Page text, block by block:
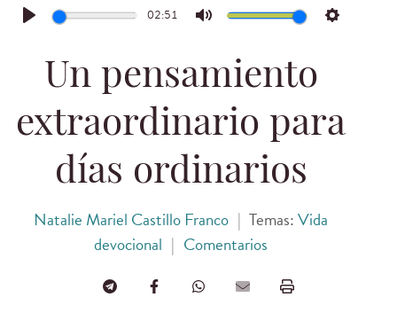
Play
02:51
Mute Settings
Un pensamiento
extraordinario para
días ordinarios
Natalie Mariel Castillo Franco | Temas:Vida
devocional | Comentarios